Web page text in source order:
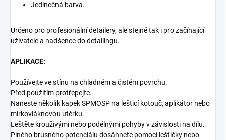
Jedinečná barva.
Určeno pro profesionální detailery, ale stejně tak i pro začínající
uživatele a nadšence do detailingu.
APLIKACE:
Používejte ve stínu na chladném a čistém povrchu.
Před použitím protřepejte.
Naneste několik kapek SPMOSP na lešticí kotouč, aplikátor nebo
mirkovláknovou utěrku.
Leštěte krouživými nebo podélnými pohyby v závislosti na dílu.
Plného brusného potenciálu dosáhnete pomocí leštičky nebo